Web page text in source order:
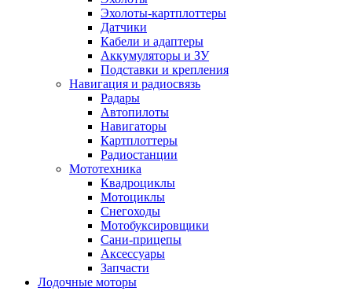
Эхолоты-картплоттеры
Датчики
Кабели и адаптеры
Аккумуляторы и ЗУ
Подставки и крепления
Навигация и радиосвязь
Радары
Автопилоты
Навигаторы
Картплоттеры
Радиостанции
Мототехника
Квадроциклы
Мотоциклы
Снегоходы
Мотобуксировщики
Сани-прицепы
Аксессуары
Запчасти
Лодочные моторы